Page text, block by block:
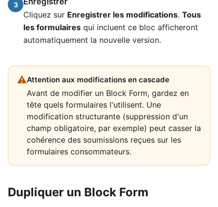
3
Cliquez sur Enregistrer les modifications. Tous
les formulaires qui incluent ce bloc afficheront
automatiquement la nouvelle version.
⚠Attention aux modifications en cascade
Avant de modifier un Block Form, gardez en
tête quels formulaires l'utilisent. Une
modification structurante (suppression d'un
champ obligatoire, par exemple) peut casser la
cohérence des soumissions reçues sur les
formulaires consommateurs.
Dupliquer un Block Form